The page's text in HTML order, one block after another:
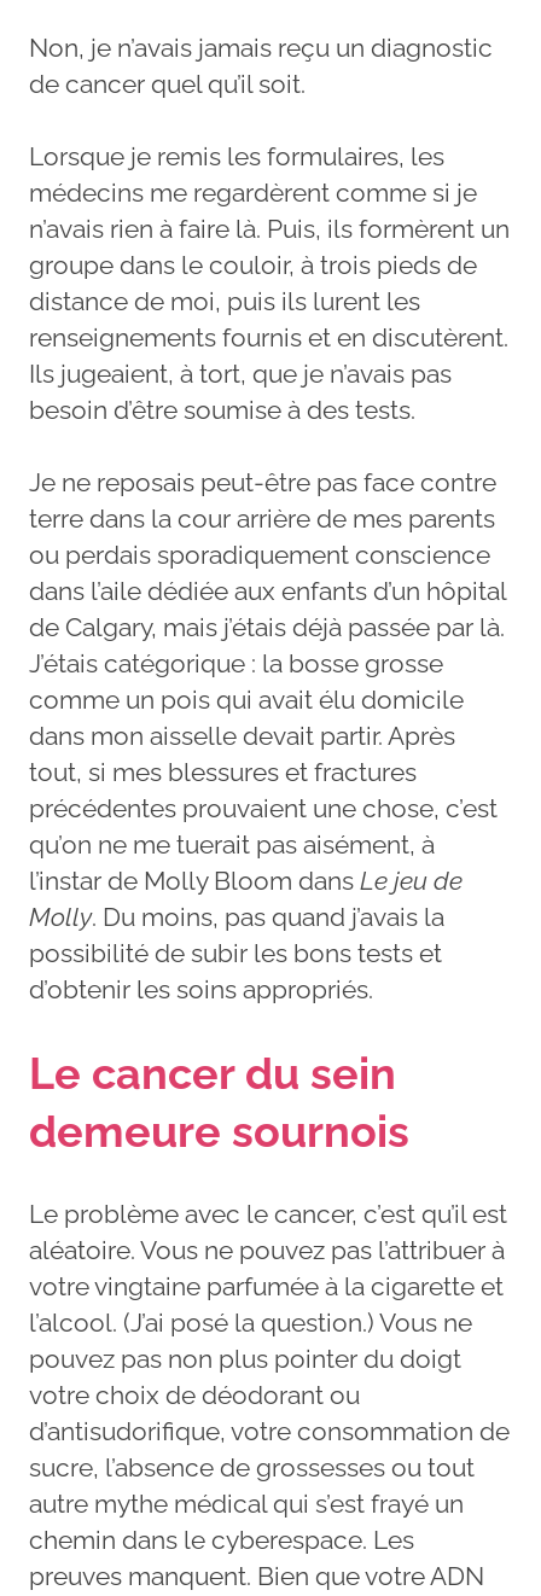
Non, je n’avais jamais reçu un diagnostic
de cancer quel qu’il soit.
Lorsque je remis les formulaires, les
médecins me regardèrent comme si je
n’avais rien à faire là. Puis, ils formèrent un
groupe dans le couloir, à trois pieds de
distance de moi, puis ils lurent les
renseignements fournis et en discutèrent.
Ils jugeaient, à tort, que je n’avais pas
besoin d’être soumise à des tests.
Je ne reposais peut-être pas face contre
terre dans la cour arrière de mes parents
ou perdais sporadiquement conscience
dans l’aile dédiée aux enfants d’un hôpital
de Calgary, mais j’étais déjà passée par là.
J’étais catégorique : la bosse grosse
comme un pois qui avait élu domicile
dans mon aisselle devait partir. Après
tout, si mes blessures et fractures
précédentes prouvaient une chose, c’est
qu’on ne me tuerait pas aisément, à
l’instar de Molly Bloom dans Le jeu de
Molly. Du moins, pas quand j’avais la
possibilité de subir les bons tests et
d’obtenir les soins appropriés.
Le cancer du sein
demeure sournois
Le problème avec le cancer, c’est qu’il est
aléatoire. Vous ne pouvez pas l’attribuer à
votre vingtaine parfumée à la cigarette et
l’alcool. (J’ai posé la question.) Vous ne
pouvez pas non plus pointer du doigt
votre choix de déodorant ou
d’antisudorifique, votre consommation de
sucre, l’absence de grossesses ou tout
autre mythe médical qui s’est frayé un
chemin dans le cyberespace. Les
preuves manquent. Bien que votre ADN